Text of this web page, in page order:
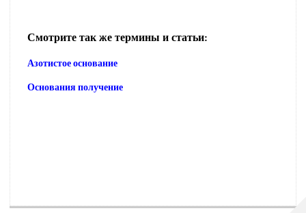
Смотрите так же термины и статьи:
Азотистое основание
Основания получение